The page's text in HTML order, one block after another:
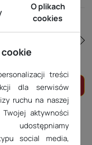
stronę WWW?
z nami
O plikach
cookies
treści
dla serwisów
ruchu na naszej
aktywności
social media,